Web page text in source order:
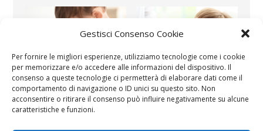
Gestisci Consenso Cookie
Per fornire le migliori esperienze, utilizziamo tecnologie come i cookie
per memorizzare e/o accedere alle informazioni del dispositivo. Il
consenso a queste tecnologie ci permetterà di elaborare dati come il
comportamento di navigazione o ID unici su questo sito. Non
acconsentire o ritirare il consenso può influire negativamente su alcune
caratteristiche e funzioni.
Vaccini SOS Pediatra